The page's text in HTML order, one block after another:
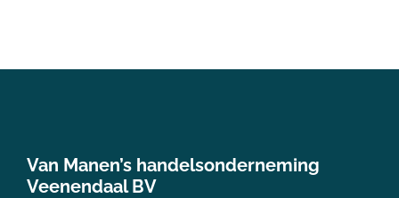
Van Manen’s handelsonderneming
Veenendaal BV